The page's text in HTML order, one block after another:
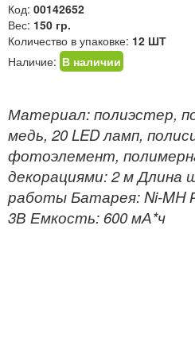
Код: 00142652
Вес: 150 гр.
Количество в упаковке: 12 ШТ
Наличие: В наличии
Материал: полиэстер,
медь, 20 LED ламп,
фотоэлемент,
декорациями: 2 м Длина
работы Батарея: Ni-MH
3В Емкость: 600 мА*ч